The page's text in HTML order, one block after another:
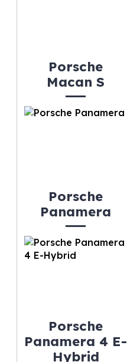
Porsche
Macan S
Porsche
Panamera
Porsche
Panamera 4 E-
Hybrid